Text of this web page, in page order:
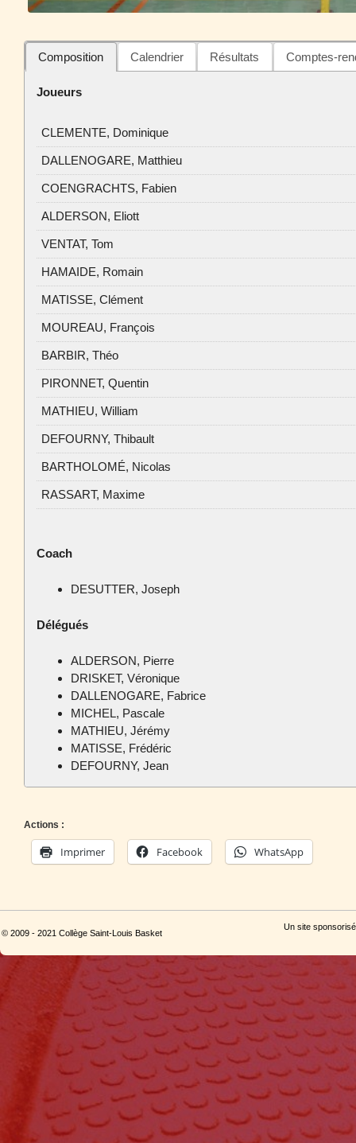
Composition Calendrier Résultats Comptes-
Joueurs
CLEMENTE, Dominique
DALLENOGARE, Matthieu
COENGRACHTS, Fabien
ALDERSON, Eliott
VENTAT, Tom
HAMAIDE, Romain
MATISSE, Clément
MOUREAU, François
BARBIR, Théo
PIRONNET, Quentin
MATHIEU, William
DEFOURNY, Thibault
BARTHOLOMÉ, Nicolas
RASSART, Maxime
Coach
DESUTTER, Joseph
Délégués
ALDERSON, Pierre
DRISKET, Véronique
DALLENOGARE, Fabrice
MICHEL, Pascale
MATHIEU, Jérémy
MATISSE, Frédéric
DEFOURNY, Jean
Actions :
Imprimer Facebook WhatsApp
© 2009 - 2021 Collège Saint-Louis Basket
Un site